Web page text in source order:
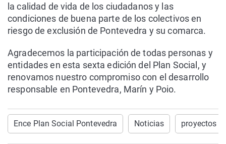
la calidad de vida de los ciudadanos y las
condiciones de buena parte de los colectivos en
riesgo de exclusión de Pontevedra y su comarca.
Agradecemos la participación de todas personas y
entidades en esta sexta edición del Plan Social, y
renovamos nuestro compromiso con el desarrollo
responsable en Pontevedra, Marín y Poio.
Ence Plan Social Pontevedra Noticias proyectos